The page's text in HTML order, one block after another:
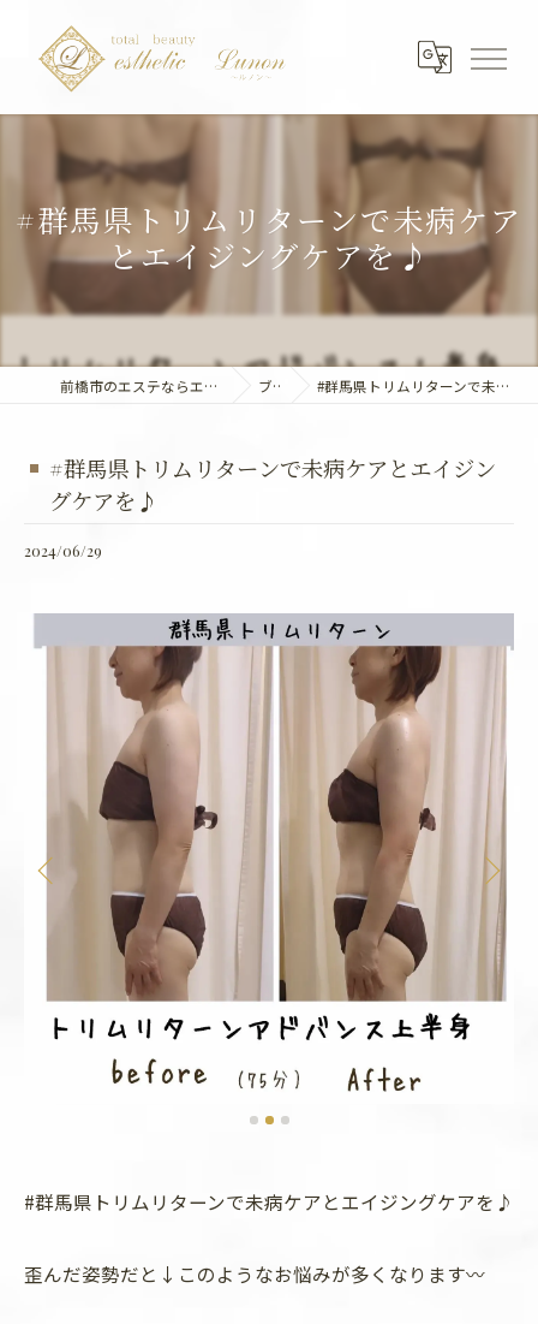
#群馬県トリムリターンで未病ケア
とエイジングケアを♪
前橋市のエステならエステティック～Lunon～ ブログ #群馬県トリムリターンで未病ケアとエイジングケアを♪
#群馬県トリムリターンで未病ケアとエイジン
グケアを♪
2024/06/29
#群馬県トリムリターンで未病ケアとエイジングケアを♪
歪んだ姿勢だと↓このようなお悩みが多くなります〰